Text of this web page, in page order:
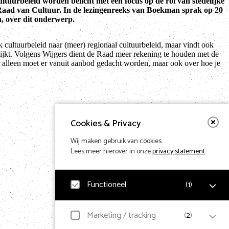
Cookies & Privacy
Wij maken gebruik van cookies.
Lees meer hierover in onzeprivacy statement.
Functioneel (1)
Noodzakelijk
Marketing / tracking (2)
van Cultuur. In de lezingenreeks van Boekman sprak op 20
over dit onderwerp.
naar (meer) regionaal cultuurbeleid, maar vindt ook
Volgens Wijgers dient de Raad meer rekening te houden met de
moet er vanuit aanbod gedacht worden, maar ook over hoe je